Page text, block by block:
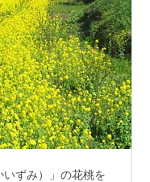
ずみ）」の花桃を